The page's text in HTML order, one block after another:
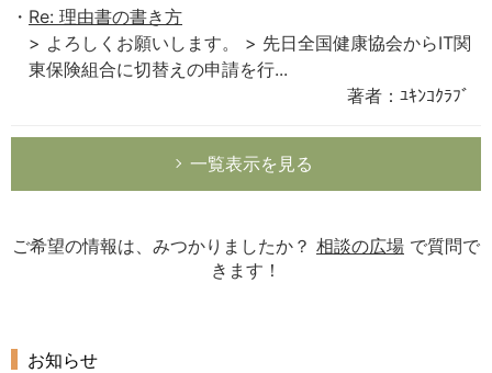
Re: 理由書の書き方
> よろしくお願いします。 > 先日全国健康協会からIT関
東保険組合に切替えの申請を行...
著者：ﾕｷﾝｺｸﾗﾌﾞ
一覧表示を見る
ご希望の情報は、みつかりましたか？ 相談の広場 で質問で
きます！
お知らせ